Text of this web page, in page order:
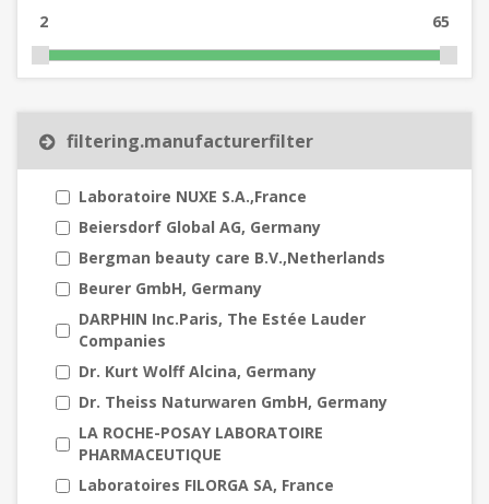
2 65
filtering.manufacturerfilter
Laboratoire NUXE S.A.,France
Beiersdorf Global AG, Germany
Bergman beauty care B.V.,Netherlands
Beurer GmbH, Germany
DARPHIN Inc.Paris, The Estée Lauder
Companies
Dr. Kurt Wolff Alcina, Germany
Dr. Theiss Naturwaren GmbH, Germany
LA ROCHE-POSAY LABORATOIRE
PHARMACEUTIQUE
Laboratoires FILORGA SA, France